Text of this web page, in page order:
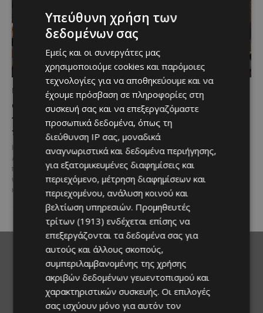
ΠΟΥ ΝΑ ΠΑΣ
Ο Αύγουστος στην Πάφο
γεμίζει μουσική, σινεμά
και πολιτισμό
Η Πάφος υποδέχεται τον
Αύγουστο με ένα πλούσιο
πρόγραμμα εκδηλώσεων που
υπόσχεται να χαρίσει μοναδικές
καλοκαιρινές εμπειρίες σε...
ΠΟΥ ΝΑ ΠΑΣ
Τα παιδιά βλέπουν
ταινίες κάτω από τ’
αστέρια στο Βοτανικό
Πάρκο Φασούλας
Αν ψάχνεις μια ξεχωριστή
καλοκαιρινή έξοδο για όλη την
οικογένεια, τότε το Βοτανικό
Πάρκο Φασούλας στη Λεμεσό
συνεχίζει...
Υπεύθυνη χρήση των
δεδομένων σας
Εμείς και οι συνεργάτες μας
χρησιμοποιούμε cookies και παρόμοιες
τεχνολογίες για να αποθηκεύουμε και να
έχουμε πρόσβαση σε πληροφορίες στη
συσκευή σας και να επεξεργαζόμαστε
προσωπικά δεδομένα, όπως τη
διεύθυνση IP σας, μοναδικά
αναγνωριστικά και δεδομένα περιήγησης,
για εξατομικευμένες διαφημίσεις και
περιεχόμενο, μέτρηση διαφημίσεων και
περιεχομένου, ανάλυση κοινού και
βελτίωση υπηρεσιών. Προμηθευτές
τρίτων (1913) ενδέχεται επίσης να
επεξεργάζονται τα δεδομένα σας για
αυτούς και άλλους σκοπούς,
συμπεριλαμβανομένης της χρήσης
ακριβών δεδομένων γεωεντοπισμού και
χαρακτηριστικών συσκευής. Οι επιλογές
σας ισχύουν μόνο για αυτόν τον